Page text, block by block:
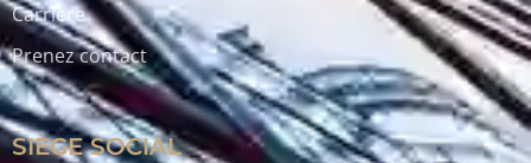
Carrière
Prenez contact
SIÈGE SOCIAL